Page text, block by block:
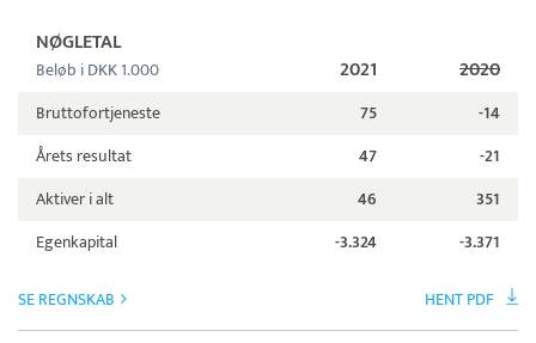
NØGLETAL
Beløb i DKK 1.000 2021 2020
Bruttofortjeneste 75
-14
Årets resultat
47
-21
Aktiver i alt
46
351
Egenkapital
-3.324 -3.371
SE REGNSKAB HENT PDF